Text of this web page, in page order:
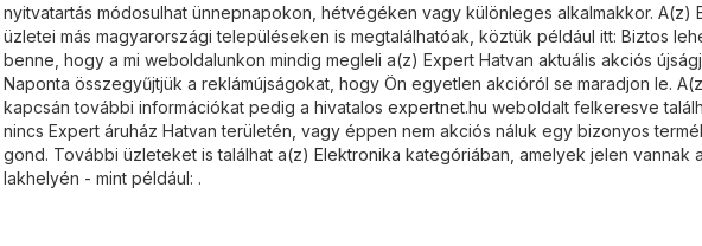
nyitvatartás módosulhat ünnepnapokon, hétvégéken vagy különleges alkalmakkor. A(z)
üzletei más magyarországi településeken is megtalálhatóak, köztük például itt: Biztos
benne, hogy a mi weboldalunkon mindig megleli a(z) Expert Hatvan aktuális akciós
Naponta összegyűjtjük a reklámújságokat, hogy Ön egyetlen akcióról se maradjon le.
kapcsán további információkat pedig a hivatalos expertnet.hu weboldalt felkeresve
nincs Expert áruház Hatvan területén, vagy éppen nem akciós náluk egy bizonyos
gond. További üzleteket is találhat a(z) Elektronika kategóriában, amelyek jelen vannak
lakhelyén - mint például: .